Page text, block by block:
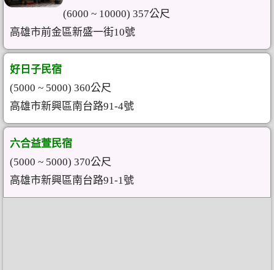
(6000 ~ 10000) 357公尺
高雄市前金區新盛一街10號
好日子民宿
(5000 ~ 5000) 360公尺
高雄市新興區南台路91-4號
六合益萱民宿
(5000 ~ 5000) 370公尺
高雄市新興區南台路91-1號